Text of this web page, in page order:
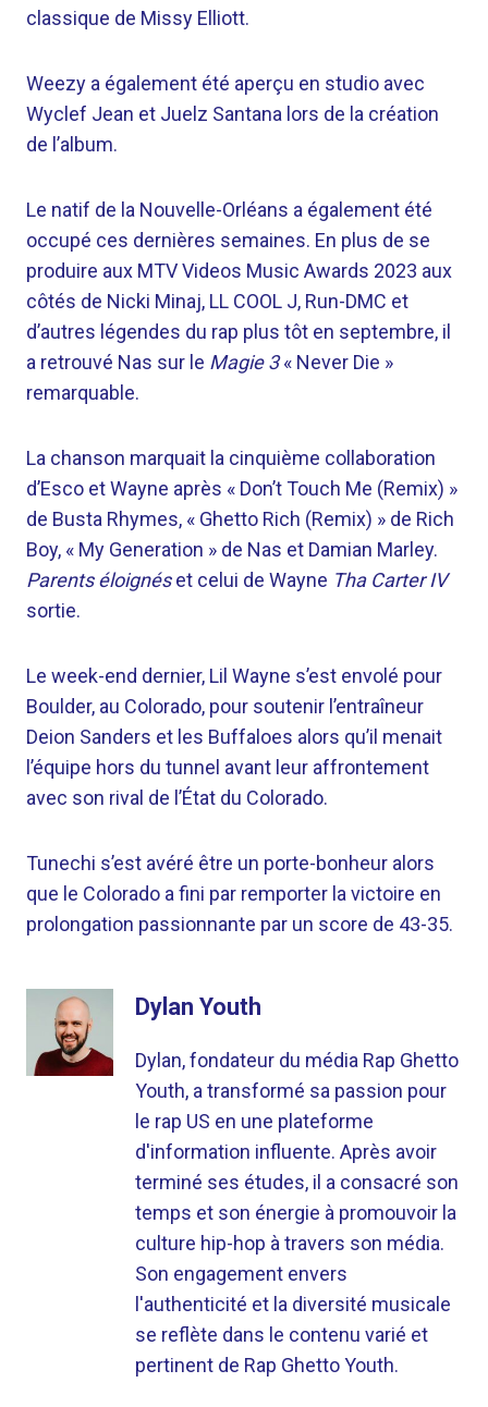
classique de Missy Elliott.
Weezy a également été aperçu en studio avec
Wyclef Jean et Juelz Santana lors de la création
de l’album.
Le natif de la Nouvelle-Orléans a également été
occupé ces dernières semaines. En plus de se
produire aux MTV Videos Music Awards 2023 aux
côtés de Nicki Minaj, LL COOL J, Run-DMC et
d’autres légendes du rap plus tôt en septembre, il
a retrouvé Nas sur le Magie 3« Never Die »
remarquable.
La chanson marquait la cinquième collaboration
d’Esco et Wayne après « Don’t Touch Me (Remix) »
de Busta Rhymes, « Ghetto Rich (Remix) » de Rich
Boy, « My Generation » de Nas et Damian Marley.
Parents éloignéset celui de Wayne Tha Carter IV
sortie.
Le week-end dernier, Lil Wayne s’est envolé pour
Boulder, au Colorado, pour soutenir l’entraîneur
Deion Sanders et les Buffaloes alors qu’il menait
l’équipe hors du tunnel avant leur affrontement
avec son rival de l’État du Colorado.
Tunechi s’est avéré être un porte-bonheur alors
que le Colorado a fini par remporter la victoire en
prolongation passionnante par un score de 43-35.
Dylan Youth
Dylan, fondateur du média Rap Ghetto
Youth, a transformé sa passion pour
le rap US en une plateforme
d'information influente. Après avoir
terminé ses études, il a consacré son
temps et son énergie à promouvoir la
culture hip-hop à travers son média.
Son engagement envers
l'authenticité et la diversité musicale
se reflète dans le contenu varié et
pertinent de Rap Ghetto Youth.